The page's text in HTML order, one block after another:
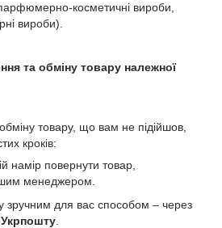
косметичні вироби,
вироби).
та обміну товару належної
товару, що вам не підійшов,
кроків:
намір повернути товар,
менеджером.
зручним для вас способом – через
Укрпошту